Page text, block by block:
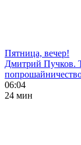
Пятница, вечер!
Дмитрий Пучков.
06:04
24 мин